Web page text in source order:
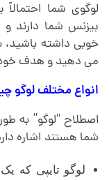
لوگوی شما احتمالاً
بیزنس شما دارند
خوبی داشته باشید،
می دهید و هدف خود
انواع مختلف لوگو
اصطلاح “لوگو” به
شما هستند اشاره
لوگو تایپی که